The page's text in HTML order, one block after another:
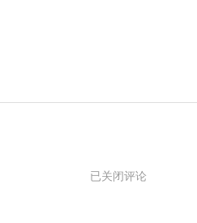
几
已关闭评论